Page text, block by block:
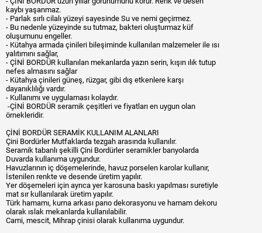
kaybı yaşanmaz.
- Parlak sırlı cilalı yüzeyi sayesinde Su ve nemi geçirmez.
- Bu nedenle yüzeyinde su tutmaz, bakteri oluşturmaz küf
oluşumunu engeller.
- Kütahya armada çinileri bileşiminde kullanılan malzemeler ile ısı
yalıtımını sağlar,
- ÇİNİ BORDÜR kullanılan mekanlarda yazın serin, kışın ılık tutup
nefes almasını sağlar
- Kütahya çinileri güneş, rüzgar, gibi dış etkenlere karşı
dayanıklılığı vardır.
- Kullanımı ve uygulaması kolaydır.
-ÇİNİ BORDÜR seramik çeşitleri ve fiyatları en uygun olan
örnekleridir.
ÇİNİ BORDÜR SERAMİK KULLANIM ALANLARI
Çini Bordürler Mutfaklarda tezgah arasında kullanılır.
Seramik tabanlı şekilli Çini Bordürler seramikler banyolarda
Duvarda kullanıma uygundur.
Havuzlarının iç döşemelerinde, havuz porselen karolar kullanır,
İstenilen renkte ve desende üretim yapılır.
Yer döşemeleri için ayrıca yer karosuna baskı yapılması suretiyle
mat sır kullanılarak üretim yapılır.
Türk hamamı, kurna arkası pano dekorasyonu ve hamam dekoru
olarak ıslak mekanlarda kullanılabilir.
Cami, mescit, Mihrap çinisi olarak kullanıma uygundur.